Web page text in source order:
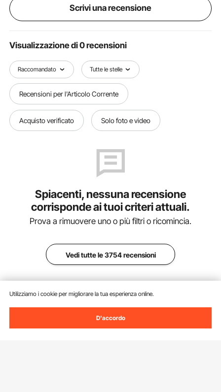
Scrivi una recensione
Visualizzazione di 0 recensioni
Raccomandato Tutte le stelle
Recensioni per l'Articolo Corrente
Acquisto verificato Solo foto e video
Spiacenti, nessuna recensione
corrisponde ai tuoi criteri attuali.
Prova a rimuovere uno o più filtri o ricomincia.
Vedi tutte le 3754 recensioni
Utilizziamo i cookie per migliorare la tua esperienza online.
D'accordo